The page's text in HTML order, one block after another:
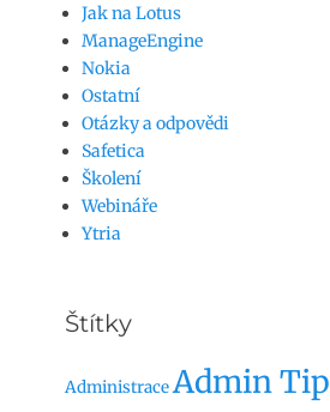
Jak na Lotus
ManageEngine
Nokia
Ostatní
Otázky a odpovědi
Safetica
Školení
Webináře
Ytria
Štítky
AdministraceAdmin Tip